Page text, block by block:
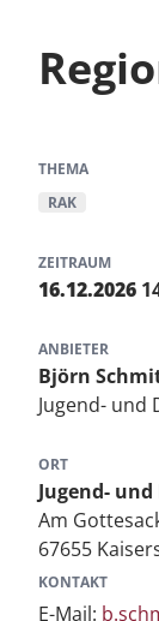
THEMA
RAK
ZEITRAUM
16.12.2026
ANBIETER
Björn
Jugend- und
ORT
Jugend-
Am
67655
KONTAKT
E-Mail: